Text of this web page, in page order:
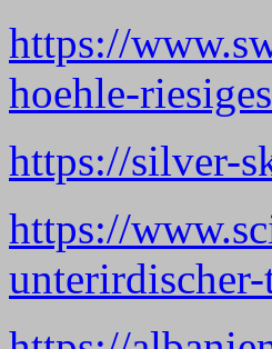
https://
hoehle-
https://silver-
https://